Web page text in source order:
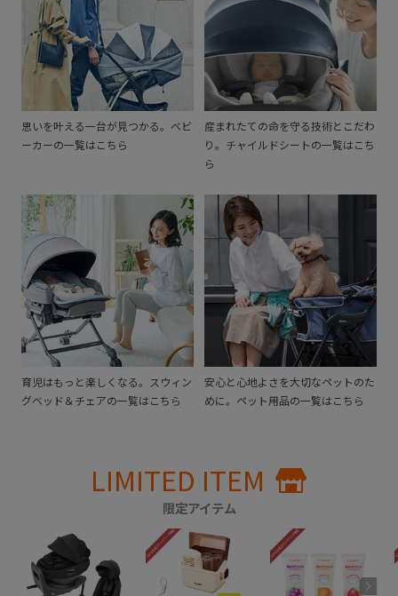
思いを叶える一台が見つかる。ベビ
ーカーの一覧はこちら
産まれたての命を守る技術とこだわ
り。チャイルドシートの一覧はこち
ら
育児はもっと楽しくなる。スウィン
グベッド＆チェアの一覧はこちら
安心と心地よさを大切なペットのた
めに。ペット用品の一覧はこちら
LIMITED ITEM
限定アイテム